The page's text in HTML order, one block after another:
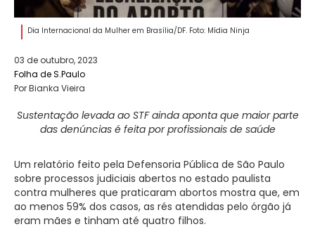
Dia Internacional da Mulher em Brasília/DF. Foto: Mídia Ninja
03 de outubro, 2023
Folha de S.Paulo
Por Bianka Vieira
Sustentação levada ao STF ainda aponta que maior parte
das denúncias é feita por profissionais de saúde
Um relatório feito pela Defensoria Pública de São Paulo
sobre processos judiciais abertos no estado paulista
contra mulheres que praticaram abortos mostra que, em
ao menos 59% dos casos, as rés atendidas pelo órgão já
eram mães e tinham até quatro filhos.